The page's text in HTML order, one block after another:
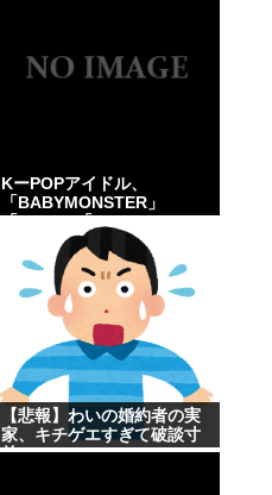
KーPOPアイドル、
「BABYMONSTER」
三国志時代に突入！
【悲報】わいの婚約者の実
家、キチゲエすぎて破談寸
前